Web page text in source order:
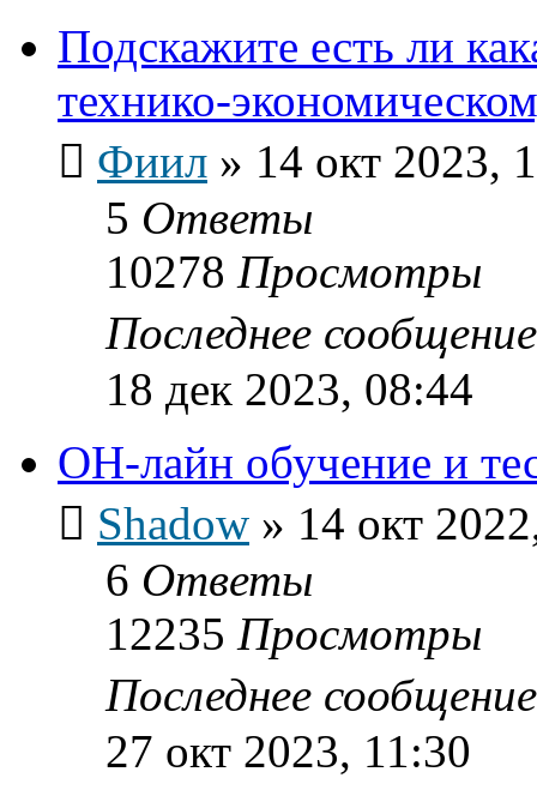
Подскажите есть ли
технико-
Фиил » 14 окт 2023,
5 Ответы
10278 Просмотры
Последнее
18 дек 2023, 08:44
ОН-лайн обучение и
Shadow » 14 окт
6 Ответы
12235 Просмотры
Последнее
27 окт 2023, 11:30